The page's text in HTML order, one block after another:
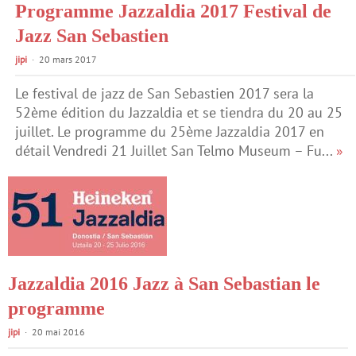
Programme Jazzaldia 2017 Festival de
Jazz San Sebastien
jipi 20 mars 2017
Le festival de jazz de San Sebastien 2017 sera la
52ème édition du Jazzaldia et se tiendra du 20 au 25
juillet. Le programme du 25ème Jazzaldia 2017 en
détail Vendredi 21 Juillet San Telmo Museum – Fu... »
Jazzaldia 2016 Jazz à San Sebastian le
programme
jipi 20 mai 2016